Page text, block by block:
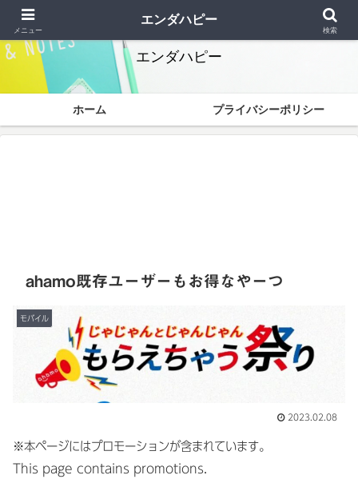
終わりよければすべて幸 なかなか解決できません
エンダハピー
ホーム プライバシーポリシー
ahamo既存ユーザーもお得なやーつ
モバイル
2023.02.08
※本ページにはプロモーションが含まれています。
This page contains promotions.
メニュー
エンダハピー
検索